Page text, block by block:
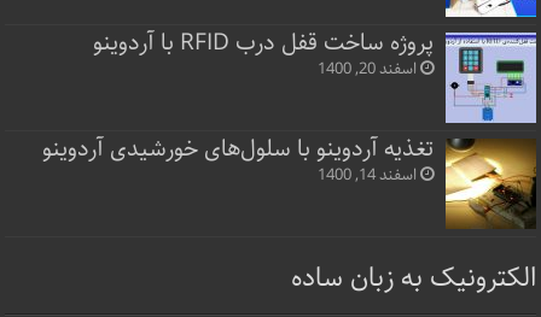
پروژه ساخت قفل‌ درب RFID با آردوینو
اسفند 20, 1400
تغذیه آردوینو با سلول‌های خورشیدی آردوینو
اسفند 14, 1400
الکترونیک به زبان ساده